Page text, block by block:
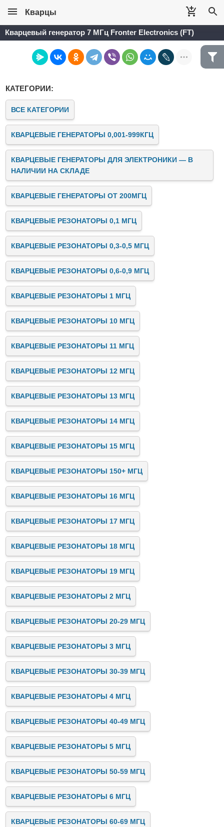
Кварцы
Кварцевый генератор 7 МГц Fronter Electronics (FT)
КАТЕГОРИИ:
ВСЕ КАТЕГОРИИ
КВАРЦЕВЫЕ ГЕНЕРАТОРЫ 0,001-999КГЦ
КВАРЦЕВЫЕ ГЕНЕРАТОРЫ ДЛЯ ЭЛЕКТРОНИКИ — В
НАЛИЧИИ НА СКЛАДЕ
КВАРЦЕВЫЕ ГЕНЕРАТОРЫ ОТ 200МГЦ
КВАРЦЕВЫЕ РЕЗОНАТОРЫ 0,1 МГЦ
КВАРЦЕВЫЕ РЕЗОНАТОРЫ 0,3-0,5 МГЦ
КВАРЦЕВЫЕ РЕЗОНАТОРЫ 0,6-0,9 МГЦ
КВАРЦЕВЫЕ РЕЗОНАТОРЫ 1 МГЦ
КВАРЦЕВЫЕ РЕЗОНАТОРЫ 10 МГЦ
КВАРЦЕВЫЕ РЕЗОНАТОРЫ 11 МГЦ
КВАРЦЕВЫЕ РЕЗОНАТОРЫ 12 МГЦ
КВАРЦЕВЫЕ РЕЗОНАТОРЫ 13 МГЦ
КВАРЦЕВЫЕ РЕЗОНАТОРЫ 14 МГЦ
КВАРЦЕВЫЕ РЕЗОНАТОРЫ 15 МГЦ
КВАРЦЕВЫЕ РЕЗОНАТОРЫ 150+ МГЦ
КВАРЦЕВЫЕ РЕЗОНАТОРЫ 16 МГЦ
КВАРЦЕВЫЕ РЕЗОНАТОРЫ 17 МГЦ
КВАРЦЕВЫЕ РЕЗОНАТОРЫ 18 МГЦ
КВАРЦЕВЫЕ РЕЗОНАТОРЫ 19 МГЦ
КВАРЦЕВЫЕ РЕЗОНАТОРЫ 2 МГЦ
КВАРЦЕВЫЕ РЕЗОНАТОРЫ 20-29 МГЦ
КВАРЦЕВЫЕ РЕЗОНАТОРЫ 3 МГЦ
КВАРЦЕВЫЕ РЕЗОНАТОРЫ 30-39 МГЦ
КВАРЦЕВЫЕ РЕЗОНАТОРЫ 4 МГЦ
КВАРЦЕВЫЕ РЕЗОНАТОРЫ 40-49 МГЦ
КВАРЦЕВЫЕ РЕЗОНАТОРЫ 5 МГЦ
КВАРЦЕВЫЕ РЕЗОНАТОРЫ 50-59 МГЦ
КВАРЦЕВЫЕ РЕЗОНАТОРЫ 6 МГЦ
КВАРЦЕВЫЕ РЕЗОНАТОРЫ 60-69 МГЦ